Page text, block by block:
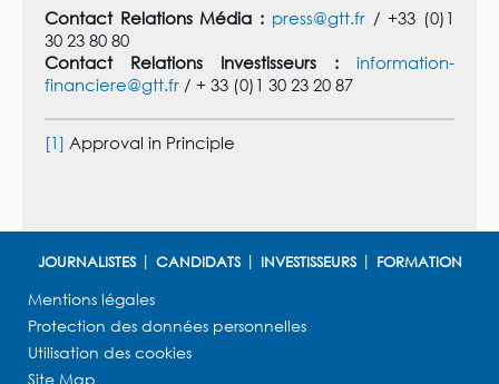
Contact Relations Média : press@gtt.fr/ +33 (0)1
30 23 80 80
Contact Relations Investisseurs :
information-
financiere@gtt.fr / + 33 (0)1 30 23 20 87
[1] Approval in Principle
JOURNALISTES CANDIDATS INVESTISSEURS FORMATION
Mentions légales
Protection des données personnelles
Utilisation des cookies
Site Map